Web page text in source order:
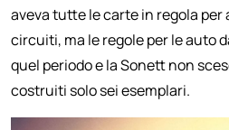
aveva tutte le carte in regola per
circuiti, ma le regole per le auto
quel periodo e la Sonett non
costruiti solo sei esemplari.